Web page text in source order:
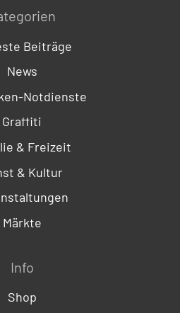
Beiträge
News
Notdienste
Graffiti
& Freizeit
& Kultur
Märkte
Info
Shop